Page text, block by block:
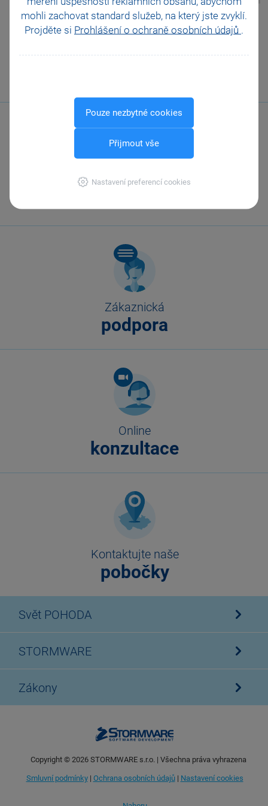
mohli zachovat standard služeb, na který jste zvyklí.
Projděte si Prohlášení o ochraně osobních údajů .
Pouze nezbytné cookies
Přijmout vše
Nastavení preferencí cookies
Pomohla Vám tato
odpověď?
Ano
Zavolejte nám
Zákaznická
podpora
Online
konzultace
Kontaktujte naše
pobočky
Svět POHODA
STORMWARE
Zákony
Copyright © 2026STORMWARE s.r.o. | Všechna práva vyhrazena
Smluvní podmínky| Ochrana osobních údajů| Nastavení cookies